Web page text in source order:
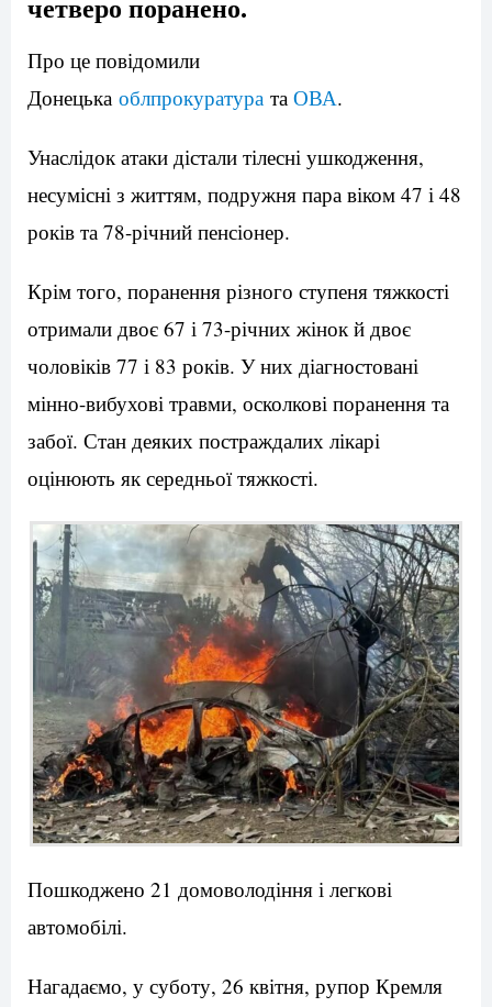
Про це повідомили
Донецька облпрокуратура та ОВА.
Унаслідок атаки дістали тілесні ушкодження,
несумісні з життям, подружня пара віком 47 і 48
років та 78-річний пенсіонер.
Крім того, поранення різного ступеня тяжкості
отримали двоє 67 і 73-річних жінок й двоє
чоловіків 77 і 83 років. У них діагностовані
мінно-вибухові травми, осколкові поранення та
забої. Стан деяких постраждалих лікарі
оцінюють як середньої тяжкості.
Пошкоджено 21 домоволодіння і легкові
автомобілі.
Нагадаємо, у суботу, 26 квітня, рупор Кремля